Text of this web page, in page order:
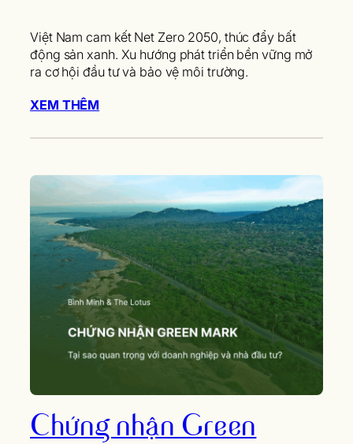
Việt Nam cam kết Net Zero 2050, thúc đẩy bất
động sản xanh. Xu hướng phát triển bền vững mở
ra cơ hội đầu tư và bảo vệ môi trường.
XEM THÊM
Chứng nhận Green